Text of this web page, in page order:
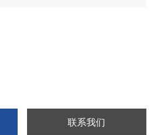
联系我们